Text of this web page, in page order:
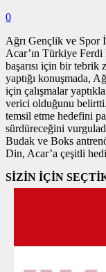
0
Ağrı Gençlik ve Spor
Acar’ın Türkiye Ferdi
başarısı için bir tebrik
yaptığı konuşmada,
için çalışmalar
verici olduğunu
temsil etme hedefini
sürdüreceğini
Budak ve Boks
Din, Acar’a çeşitli
SİZİN İÇİN